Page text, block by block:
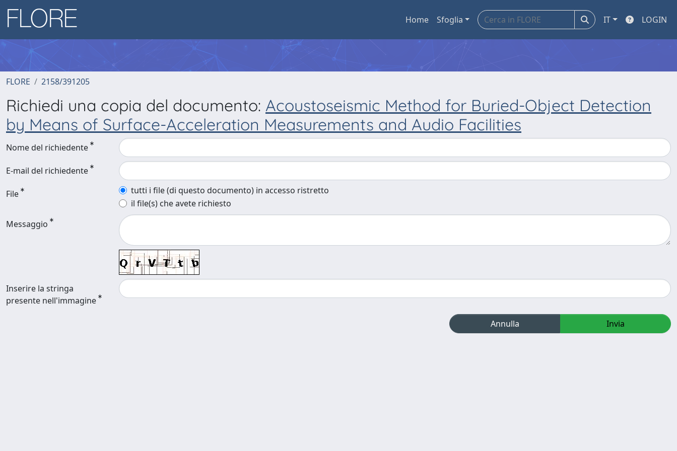
Home Sfoglia IT LOGIN
FLORE 2158/391205
Richiedi una copia del documento: Acoustoseismic Method for Buried-Object Detection
by Means of Surface-Acceleration Measurements and Audio Facilities
Nome del richiedente
E-mail del richiedente
File
tutti i file (di questo documento) in accesso ristretto
il file(s) che avete richiesto
Messaggio
Inserire la stringa
presente nell'immagine
Annulla Invia